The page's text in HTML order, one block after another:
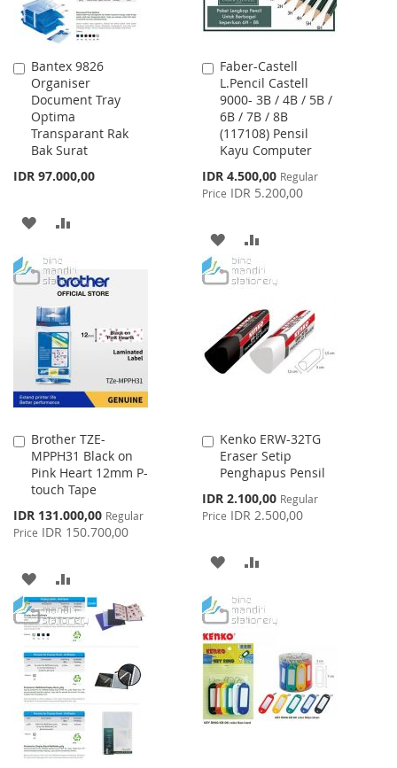
Bantex 9826
Organiser
Document Tray
Optima
Transparant Rak
Bak Surat
IDR 97.000,00
Add
to
Cart
ADD
WISH
LIST
COMPARE
Faber-Castell
L.Pencil Castell
9000- 3B / 4B / 5B /
6B / 7B / 8B
(117108) Pensil
Kayu Computer
Special
Price
IDR 4.500,00 Regular
Price IDR 5.200,00
Add
to
Cart
ADD
TO
LIST
TO
Brother TZE-
MPPH31 Black on
Pink Heart 12mm P-
touch Tape
Special
Price
IDR 131.000,00 Regular
Price IDR 150.700,00
Add
to
Cart
ADD
TO
WISH
LIST
TO
COMPARE
Kenko ERW-32TG
Eraser Setip
Penghapus Pensil
Special
Price
IDR 2.100,00 Regular
Price IDR 2.500,00
Add
to
Cart
ADD
WISH
LIST
COMPARE